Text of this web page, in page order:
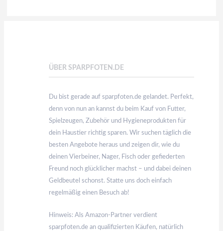
ÜBER SPARPFOTEN.DE
Du bist gerade auf sparpfoten.de gelandet. Perfekt,
denn von nun an kannst du beim Kauf von Futter,
Spielzeugen, Zubehör und Hygieneprodukten für
dein Haustier richtig sparen. Wir suchen täglich die
besten Angebote heraus und zeigen dir, wie du
deinen Vierbeiner, Nager, Fisch oder gefiederten
Freund noch glücklicher machst – und dabei deinen
Geldbeutel schonst. Statte uns doch einfach
regelmäßig einen Besuch ab!
Hinweis: Als Amazon-Partner verdient
sparpfoten.de an qualifizierten Käufen, natürlich